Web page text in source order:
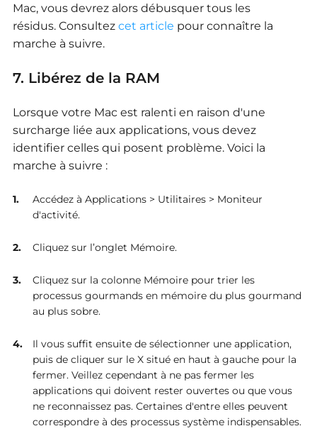
Mac, vous devrez alors débusquer tous les
résidus. Consultez cet article pour connaître la
marche à suivre.
7. Libérez de la RAM
Lorsque votre Mac est ralenti en raison d'une
surcharge liée aux applications, vous devez
identifier celles qui posent problème. Voici la
marche à suivre :
Accédez à Applications > Utilitaires > Moniteur
d'activité.
Cliquez sur l’onglet Mémoire.
Cliquez sur la colonne Mémoire pour trier les
processus gourmands en mémoire du plus gourmand
au plus sobre.
Il vous suffit ensuite de sélectionner une application,
puis de cliquer sur le X situé en haut à gauche pour la
fermer. Veillez cependant à ne pas fermer les
applications qui doivent rester ouvertes ou que vous
ne reconnaissez pas. Certaines d'entre elles peuvent
correspondre à des processus système indispensables.